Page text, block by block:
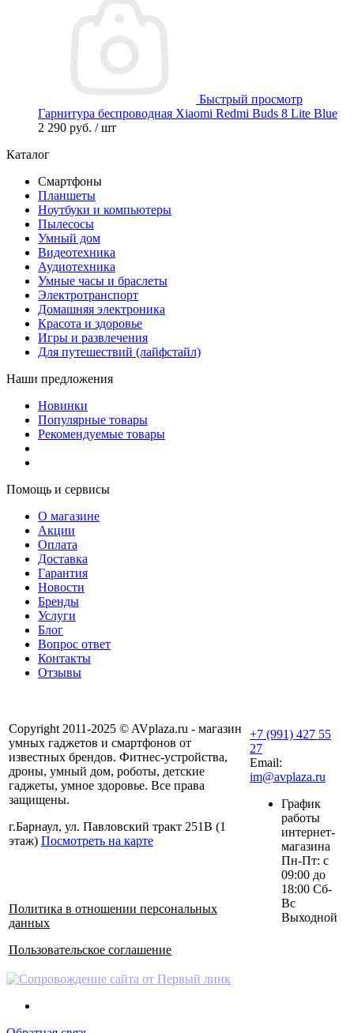
Быстрый просмотр
Гарнитура беспроводная Xiaomi Redmi Buds 8 Lite Blue
2 290 руб. / шт
Каталог
Смартфоны
Планшеты
Ноутбуки и компьютеры
Пылесосы
Умный дом
Видеотехника
Аудиотехника
Умные часы и браслеты
Электротранспорт
Домашняя электроника
Красота и здоровье
Игры и развлечения
Для путешествий (лайфстайл)
Наши предложения
Новинки
Популярные товары
Рекомендуемые товары
Помощь и сервисы
О магазине
Акции
Оплата
Доставка
Гарантия
Новости
Бренды
Услуги
Блог
Вопрос ответ
Контакты
Отзывы
Copyright 2011-2025 © AVplaza.ru - магазин
умных гаджетов и смартфонов от
известных брендов. Фитнес-устройства,
дроны, умный дом, роботы, детские
гаджеты, умное здоровье. Все права
защищены.
г.Барнаул, ул. Павловский тракт 251В (1
этаж) Посмотреть на карте
Политика в отношении персональных
данных
Пользовательское соглашение
+7 (991) 427 55
27
Email:
im@avplaza.ru
График
работы
интернет-
магазина
Пн-Пт: с
09:00 до
18:00 Сб-
Вс
Выходной